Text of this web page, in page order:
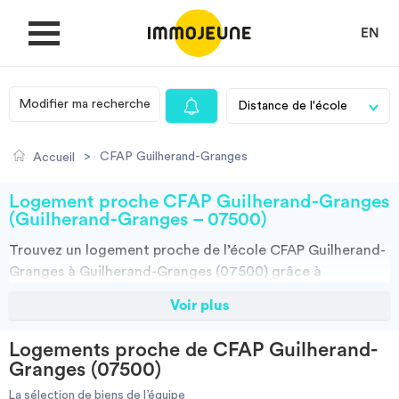
EN
MON COMPTE
Je cherche un logement
Villes
Modifier ma recherche
Accueil > CFAP Guilherand-Granges
Logement proche CFAP Guilherand-Granges
(Guilherand-Granges – 07500)
Trouvez un logement proche de l’école CFAP Guilherand-
Granges à Guilherand-Granges (07500) grâce à
Découvrez nos milliers d’offres de locations proches de
locations par particuliers, par agences et colocations.
Vous avez tous les choix.
Voir plus
Logements proche de CFAP Guilherand-
Granges (07500)
La sélection de biens de l’équipe